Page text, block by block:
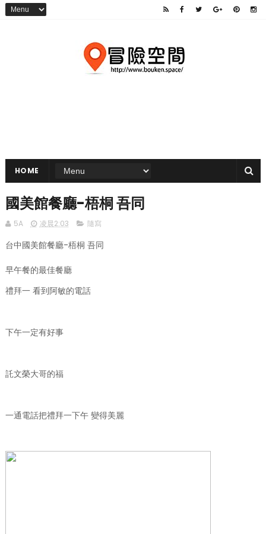
HOME
國美館餐廳-梧桐 吾同
5A 凌晨2:03 隨寫
台中國美館餐廳-梧桐 吾同
早午餐的最佳餐廳
禮拜一 看到阿敏的電話
下午一定有好事
託文榮大哥的福
一通電話把禮拜一下午 變得美麗